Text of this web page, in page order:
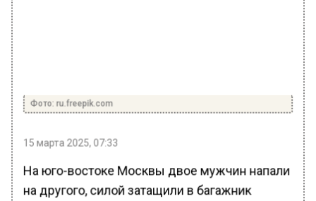
Фото: ru.freepik.com
15 марта 2025, 07:33
На юго-востоке Москвы двое мужчин напали
на другого, силой затащили в багажник